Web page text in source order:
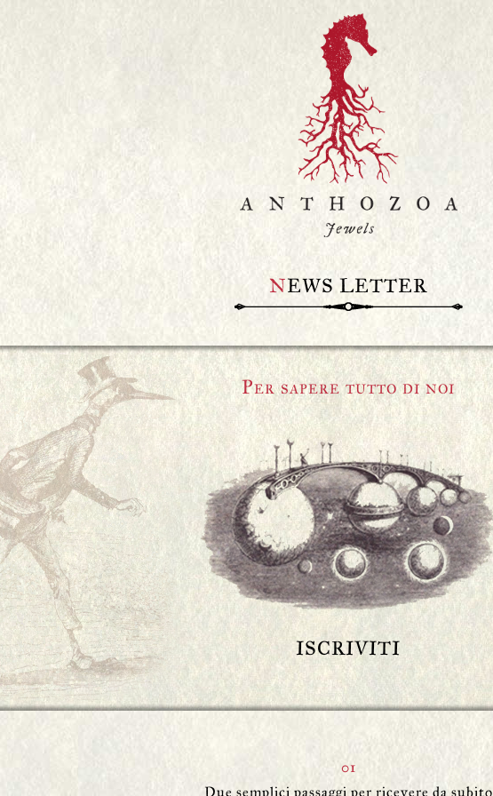
NEWS LETTER
Per sapere tutto di noi
ISCRIVITI
01
Due semplici passaggi per ricevere da subito